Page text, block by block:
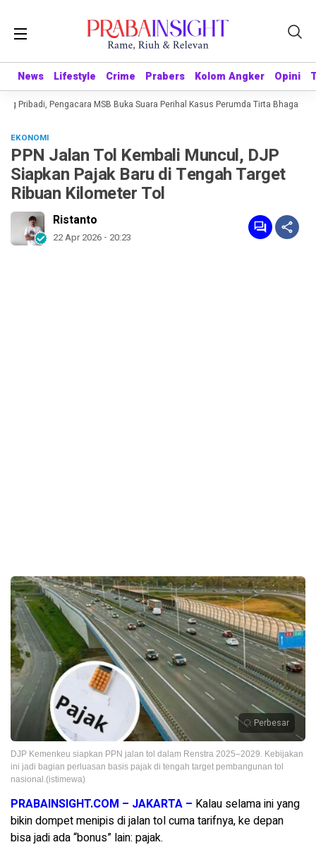
News Lifestyle Crime Prabers Kolom Angker Opini
News Lifestyle Crime Prabers Kolom Angker Opini
Pribadi, Pengacara MSB Buka Suara Perihal Kasus Perumda Tirta Bhagasasi
EKONOMI
PPN Jalan Tol Kembali Muncul, DJP
Siapkan Pajak Baru di Tengah Target
Ribuan Kilometer Tol
Ristanto
22 Apr 2026 - 20:23
Perbesar
DJP Kemenkeu siapkan PPN jalan tol dalam Renstra 2025–2029. Kebijakan
ini jadi bagian perluasan basis pajak di tengah target pembangunan tol
nasional.(istimewa)
PRABAINSIGHT.COM – JAKARTA – Kalau selama ini yang
bikin dompet menipis di jalan tol cuma tarifnya, ke depan
bisa jadi ada “bonus” lain: pajak.